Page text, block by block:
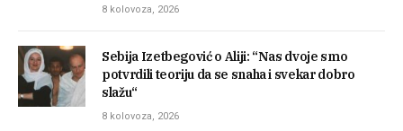
8 kolovoza, 2026
Sebija Izetbegović o Aliji: “Nas dvoje smo
potvrdili teoriju da se snaha i svekar dobro
slažu“
8 kolovoza, 2026